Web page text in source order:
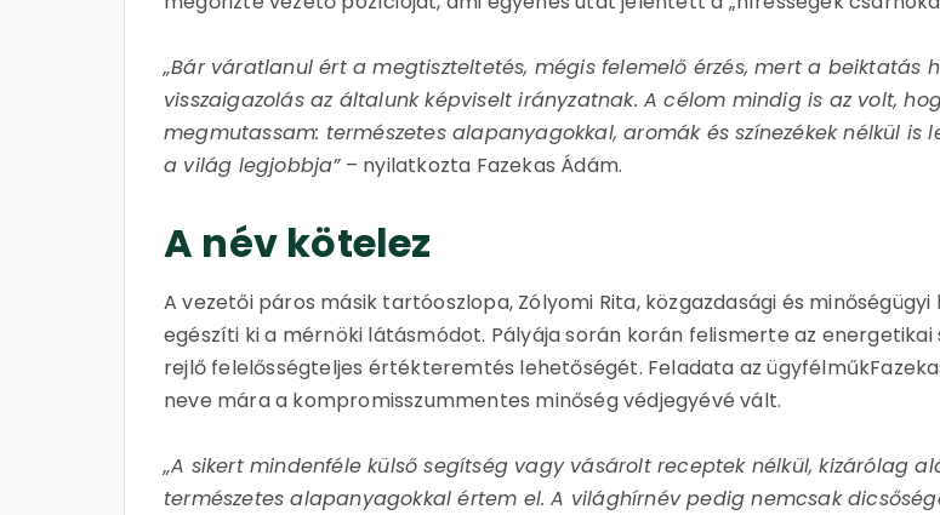
„Bár váratlanul ért a megtiszteltetés, mégis felemelő érzés, mert a beiktatás
visszaigazolás az általunk képviselt irányzatnak. A célom mindig is az volt,
megmutassam: természetes alapanyagokkal, aromák és színezékek nélkül is
a világ legjobbja”– nyilatkozta Fazekas Ádám.
A név kötelez
A vezetői páros másik tartóoszlopa, Zólyomi Rita, közgazdasági és
egészíti ki a mérnöki látásmódot. Pályája során korán felismerte az
rejlő felelősségteljes értékteremtés lehetőségét. Feladata az
neve mára a kompromisszummentes minőség védjegyévé vált.
„A sikert mindenféle külső segítség vagy vásárolt receptek nélkül, kizárólag
természetes alapanyagokkal értem el. A világhírnév pedig nemcsak